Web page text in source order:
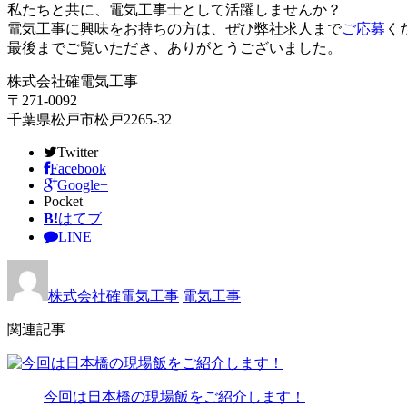
私たちと共に、電気工事士として活躍しませんか？
電気工事に興味をお持ちの方は、ぜひ弊社求人までご応募 く
最後までご覧いただき、ありがとうございました。
株式会社確電気工事
〒271-0092
千葉県松戸市松戸2265-32
Twitter
Facebook
Google+
Pocket
B!はてブ
LINE
株式会社確電気工事 電気工事
関連記事
今回は日本橋の現場飯をご紹介します！